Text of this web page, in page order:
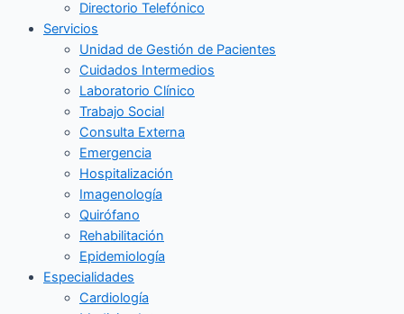
Directorio Telefónico
Servicios
Unidad de Gestión de Pacientes
Cuidados Intermedios
Laboratorio Clínico
Trabajo Social
Consulta Externa
Emergencia
Hospitalización
Imagenología
Quirófano
Rehabilitación
Epidemiología
Especialidades
Cardiología